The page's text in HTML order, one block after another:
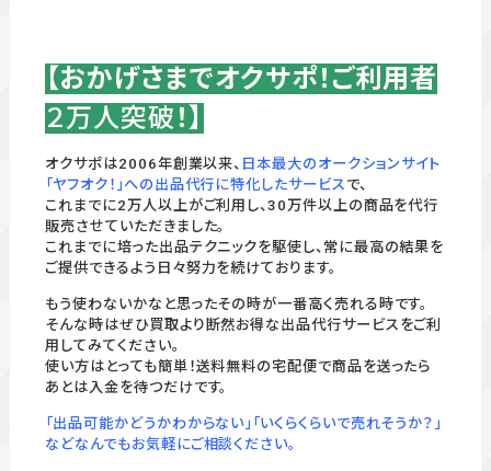
【おかげさまでオクサポ！ご利用者
２万人突破 ！】
オクサポは2006年創業以来、 日本最大のオークションサイト
「ヤフオク！」への出品代行に特化したサービス で、
これまでに2万人以上がご利用し、30万件以上の商品を代行
販売させていただきました。
これまでに培った出品テクニックを駆使し、常に最高の結果を
ご提供できるよう日々努力を続けております。
もう使わないかなと思ったその時が一番高く売れる時です。
そんな時はぜひ買取より断然お得な出品代行サービスをご利
用してみてください。
使い方はとっても簡単！送料無料の宅配便で商品を送ったら
あとは入金を待つだけです。
「出品可能かどうかわからない」「いくらくらいで売れそうか？」
などなんでもお気軽にご相談ください。